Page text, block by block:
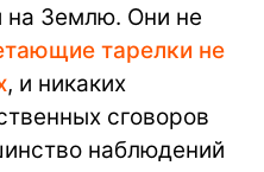
на Землю. Они не
тарелки не
, и никаких
сговоров
наблюдений